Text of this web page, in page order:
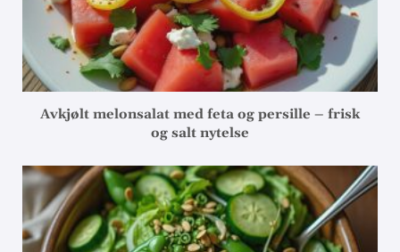
Avkjølt melonsalat med feta og persille – frisk
og salt nytelse